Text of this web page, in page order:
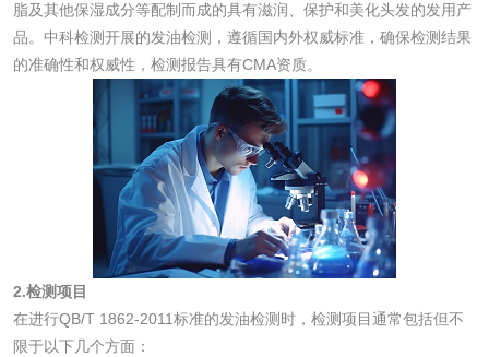
脂及其他保湿成分等配制而成的具有滋润、保护和美化头发的发用产
品。中科检测开展的发油检测，遵循国内外权威标准，确保检测结果
的准确性和权威性，检测报告具有CMA资质。
2.检测项目
在进行QB/T 1862-2011标准的发油检测时，检测项目通常包括但不
限于以下几个方面：
消毒产品
成分分析配方研发
防霉检测 霉菌污染分析
消毒产品备案 防螨除螨检测
微生物检测